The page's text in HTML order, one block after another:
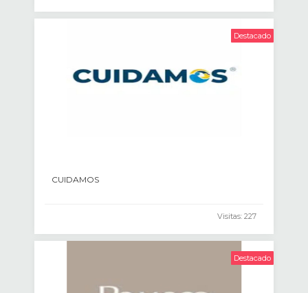
Destacado
CUIDAMOS
Visitas: 227
Destacado